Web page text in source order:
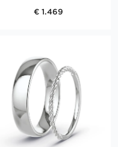
€ 1.469